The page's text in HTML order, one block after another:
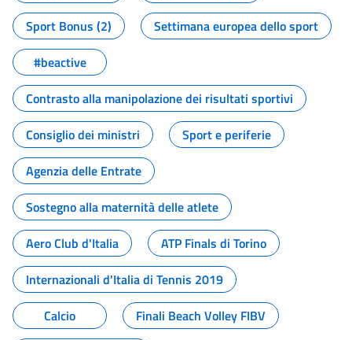
Sport Bonus (2)
Settimana europea dello sport
#beactive
Contrasto alla manipolazione dei risultati sportivi
Consiglio dei ministri
Sport e periferie
Agenzia delle Entrate
Sostegno alla maternità delle atlete
Aero Club d'Italia
ATP Finals di Torino
Internazionali d'Italia di Tennis 2019
Calcio
Finali Beach Volley FIBV